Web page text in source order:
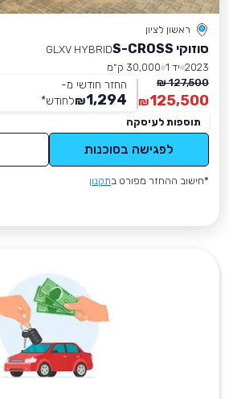
ראשון לציון
סוזוקי S-CROSS
GLXV HYBRID
2023 יד 1
30,000 ק״מ
127,500 ₪
125,500
₪
החזר חודשי מ-
1,294
₪לחודש*
תוספות לעיסקה
לפגישה בסוכנות
*חישוב ההחזר מפורט בתקנון